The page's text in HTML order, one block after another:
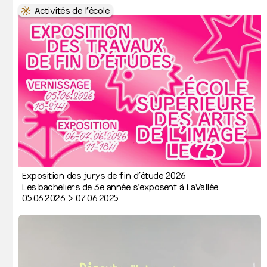
↦
⇒
Emplois vacants
↦
Vie étudiante
↦
Conseil Étudiant·e
↦ ⇒
Aide aux étudiant·es
↦ ⇒
Organisation des études
↦
Agendas
↦ ⇒ Accès à la bibliothèque
↦ ⇒ Accès au Printlab
↦
La Collec
↦
Projets phares
↦
Activités de l’école
↦
Actualités
↦
⇒ Archives
Colophon
Instagram
⇋ Activités de l’école
Exposition des jurys de fin d’étude 2026
Les bacheliers de 3e année s’exposent à LaVallée.
05.06.2026 > 07.06.2025